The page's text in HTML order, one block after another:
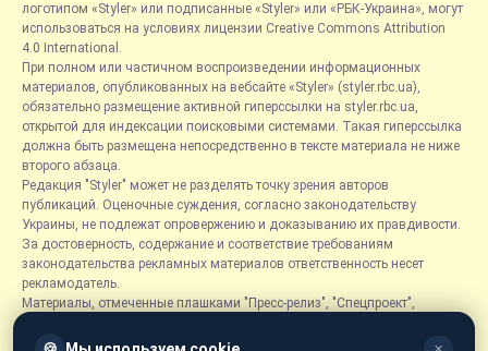
логотипом «Styler» или подписанные «Styler» или «РБК-Украина», могут
использоваться на условиях лицензии Creative Commons Attribution
4.0 International.
При полном или частичном воспроизведении информационных
материалов, опубликованных на вебсайте «Styler» (styler.rbc.ua),
обязательно размещение активной гиперссылки на styler.rbc.ua,
открытой для индексации поисковыми системами. Такая гиперссылка
должна быть размещена непосредственно в тексте материала не ниже
второго абзаца.
Редакция "Styler" может не разделять точку зрения авторов
публикаций. Оценочные суждения, согласно законодательству
Украины, не подлежат опровержению и доказыванию их правдивости.
За достоверность, содержание и соответствие требованиям
законодательства рекламных материалов ответственность несет
рекламодатель.
Материалы, отмеченные плашками "Пресс-релиз", "Спецпроект",
размещаются на правах рекламы.